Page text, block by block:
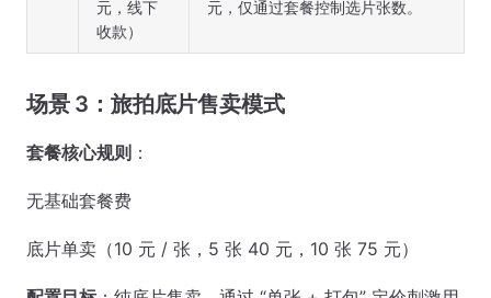
元，线下
收款）
元，仅通过套餐控制选片张数。
场景 3：旅拍底片售卖模式
套餐核心规则 ：
无基础套餐费
底片单卖（10 元 / 张，5 张 40 元，10 张 75 元）